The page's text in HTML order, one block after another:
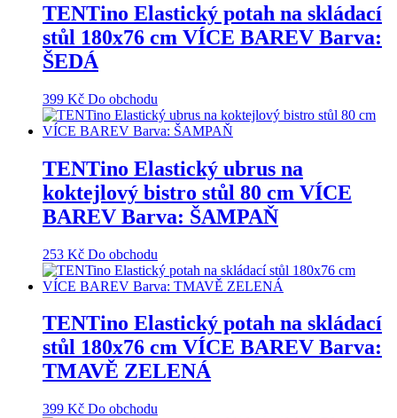
TENTino Elastický potah na skládací
stůl 180x76 cm VÍCE BAREV Barva:
ŠEDÁ
399 Kč Do obchodu
TENTino Elastický ubrus na
koktejlový bistro stůl 80 cm VÍCE
BAREV Barva: ŠAMPAŇ
253 Kč Do obchodu
TENTino Elastický potah na skládací
stůl 180x76 cm VÍCE BAREV Barva:
TMAVĚ ZELENÁ
399 Kč Do obchodu